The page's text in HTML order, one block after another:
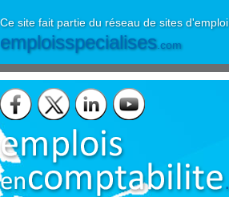
Ce site fait partie du réseau de sites d'emploi
emploisspecialises.com